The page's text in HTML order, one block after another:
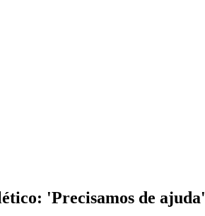
'Precisamos de ajuda'